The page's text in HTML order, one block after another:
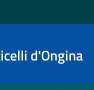
d'Ongina